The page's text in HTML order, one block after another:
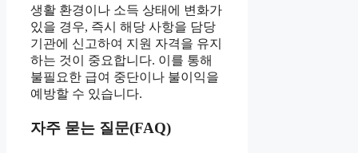
생활 환경이나 소득 상태에 변화가
있을 경우, 즉시 해당 사항을 담당
기관에 신고하여 지원 자격을 유지
하는 것이 중요합니다. 이를 통해
불필요한 급여 중단이나 불이익을
예방할 수 있습니다.
자주 묻는 질문(FAQ)